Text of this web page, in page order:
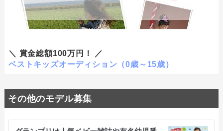
＼ 賞金総額100万円！ ／
ベストキッズオーディション（0歳～15歳）
その他のモデル募集